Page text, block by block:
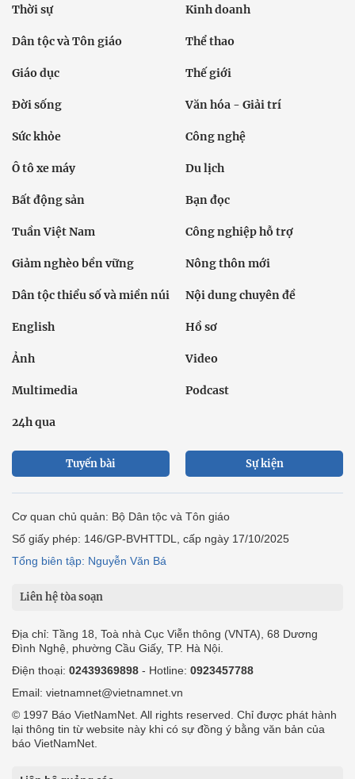
Thời sự Kinh doanh
Dân tộc và Tôn giáo Thể thao
Giáo dục Thế giới
Đời sống Văn hóa - Giải trí
Sức khỏe Công nghệ
Ô tô xe máy Du lịch
Bất động sản Bạn đọc
Tuần Việt Nam Công nghiệp hỗ trợ
Giảm nghèo bền vững Nông thôn mới
Dân tộc thiểu số và miền núi Nội dung chuyên đề
English Hồ sơ
Ảnh Video
Multimedia Podcast
24h qua
Tuyến bài Sự kiện
Cơ quan chủ quản: Bộ Dân tộc và Tôn giáo
Số giấy phép: 146/GP-BVHTTDL, cấp ngày 17/10/2025
Tổng biên tập: Nguyễn Văn Bá
Liên hệ tòa soạn
Địa chỉ: Tầng 18, Toà nhà Cục Viễn thông (VNTA), 68 Dương
Đình Nghệ, phường Cầu Giấy, TP. Hà Nội.
Điện thoại: 02439369898 - Hotline: 0923457788
Email: vietnamnet@vietnamnet.vn
© 1997 Báo VietNamNet. All rights reserved. Chỉ được phát hành
lại thông tin từ website này khi có sự đồng ý bằng văn bản của
báo VietNamNet.